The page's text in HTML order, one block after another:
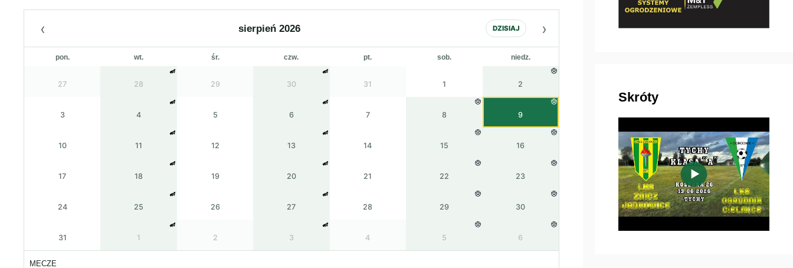
‹ sierpień 2026 DZISIAJ ›
pon. wt. śr. czw. pt. sob. niedz.
27 28 29 30 31 1 2
3 4 5 6 7 8 9
10 11 12 13 14 15 16
17 18 19 20 21 22 23
24 25 26 27 28 29 30
31 1 2 3 4 5 6
MECZE
Skróty
▶